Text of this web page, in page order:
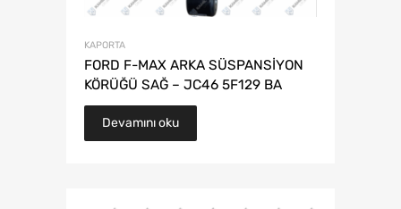
KAPORTA
FORD F-MAX ARKA SÜSPANSİYON
KÖRÜĞÜ SAĞ – JC46 5F129 BA
Devamını oku